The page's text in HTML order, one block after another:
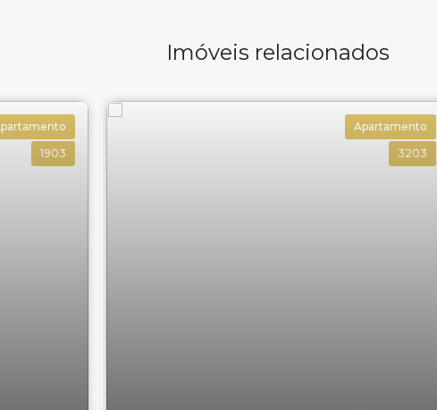
com a imobiliária em Balneário Camboriú, WOW
Imóveis relacionados
1903
Apartamento
3203